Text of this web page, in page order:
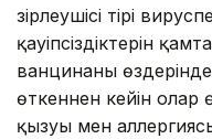
әзірлеушісі тірі
қауіпсіздіктерін
ванцинаны өздерінде
өткеннен кейін олар
қызуы мен